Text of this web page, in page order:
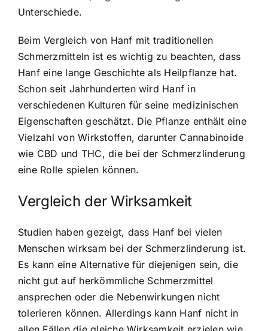
Unterschiede.
Beim Vergleich von Hanf mit traditionellen
Schmerzmitteln ist es wichtig zu beachten, dass
Hanf eine lange Geschichte als Heilpflanze hat.
Schon seit Jahrhunderten wird Hanf in
verschiedenen Kulturen für seine medizinischen
Eigenschaften geschätzt. Die Pflanze enthält eine
Vielzahl von Wirkstoffen, darunter Cannabinoide
wie CBD und THC, die bei der Schmerzlinderung
eine Rolle spielen können.
Vergleich der Wirksamkeit
Studien haben gezeigt, dass Hanf bei vielen
Menschen wirksam bei der Schmerzlinderung ist.
Es kann eine Alternative für diejenigen sein, die
nicht gut auf herkömmliche Schmerzmittel
ansprechen oder die Nebenwirkungen nicht
tolerieren können. Allerdings kann Hanf nicht in